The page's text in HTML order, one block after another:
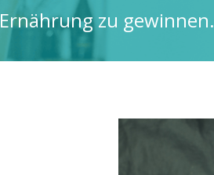
Ernährung zu gewinnen.